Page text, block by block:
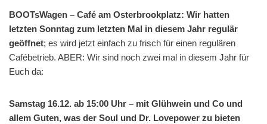
BOOTsWagen – Café am Osterbrookplatz: Wir hatten
letzten Sonntag zum letzten Mal in diesem Jahr regulär
geöffnet; es wird jetzt einfach zu frisch für einen regulären
Cafébetrieb. ABER: Wir sind noch zwei mal in diesem Jahr für
Euch da:
Samstag 16.12. ab 15:00 Uhr – mit Glühwein und Co und
allem Guten, was der Soul und Dr. Lovepower zu bieten